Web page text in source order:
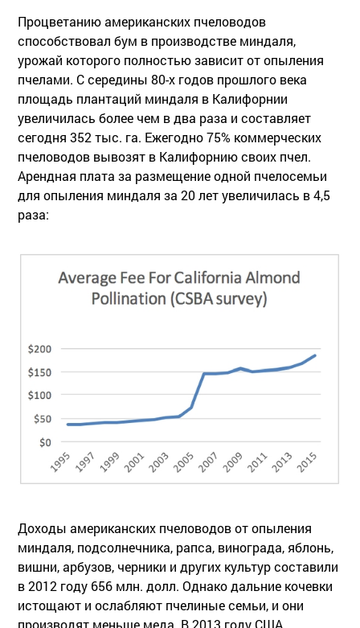
Процветанию американских пчеловодов
способствовал бум в производстве миндаля,
урожай которого полностью зависит от опыления
пчелами. С середины 80-х годов прошлого века
площадь плантаций миндаля в Калифорнии
увеличилась более чем в два раза и составляет
сегодня 352 тыс. га. Ежегодно 75% коммерческих
пчеловодов вывозят в Калифорнию своих пчел.
Арендная плата за размещение одной пчелосемьи
для опыления миндаля за 20 лет увеличилась в 4,5
раза:
Доходы американских пчеловодов от опыления
миндаля, подсолнечника, рапса, винограда, яблонь,
вишни, арбузов, черники и других культур составили
в 2012 году 656 млн. долл. Однако дальние кочевки
истощают и ослабляют пчелиные семьи, и они
производят меньше меда. В 2013 году США